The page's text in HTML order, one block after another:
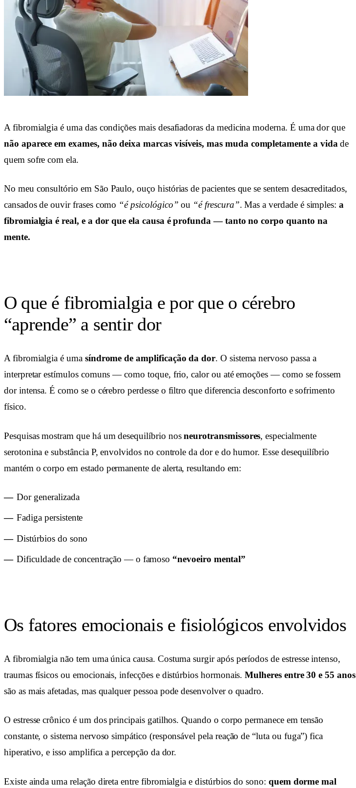
A fibromialgia é uma das condições mais desafiadoras da medicina moderna. É uma dor que
não aparece em exames, não deixa marcas visíveis, mas muda completamente a vida de
quem sofre com ela.
No meu consultório em São Paulo, ouço histórias de pacientes que se sentem desacreditados,
cansados de ouvir frases como “é psicológico” ou “é frescura”. Mas a verdade é simples:a
fibromialgia é real, e a dor que ela causa é profunda — tanto no corpo quanto na
mente.
O que é fibromialgia e por que o cérebro
“aprende” a sentir dor
A fibromialgia é uma síndrome de amplificação da dor. O sistema nervoso passa a
interpretar estímulos comuns — como toque, frio, calor ou até emoções — como se fossem
dor intensa. É como se o cérebro perdesse o filtro que diferencia desconforto e sofrimento
físico.
Pesquisas mostram que há um desequilíbrio nosneurotransmissores, especialmente
serotonina e substância P, envolvidos no controle da dor e do humor. Esse desequilíbrio
mantém o corpo em estado permanente de alerta, resultando em:
Dor generalizada
Fadiga persistente
Distúrbios do sono
Dificuldade de concentração — o famoso “nevoeiro mental”
Os fatores emocionais e fisiológicos envolvidos
A fibromialgia não tem uma única causa. Costuma surgir após períodos de estresse intenso,
traumas físicos ou emocionais, infecções e distúrbios hormonais.Mulheres entre 30 e 55 anos
são as mais afetadas, mas qualquer pessoa pode desenvolver o quadro.
O estresse crônico é um dos principais gatilhos. Quando o corpo permanece em tensão
constante, o sistema nervoso simpático (responsável pela reação de “luta ou fuga”) fica
hiperativo, e isso amplifica a percepção da dor.
Existe ainda uma relação direta entre fibromialgia e distúrbios do sono: quem dorme mal